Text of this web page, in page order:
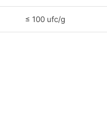
≤ 100 ufc/g